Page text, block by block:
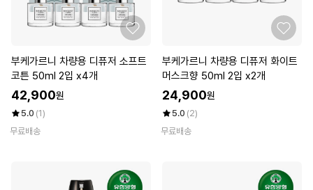
부케가르니 차량용 디퓨저 소프트
코튼 50ml 2입 x4개
42,900원
5.0 (1)
무료배송
부케가르니 차량용 디퓨저 화이트
머스크향 50ml 2입 x2개
24,900원
5.0 (2)
무료배송